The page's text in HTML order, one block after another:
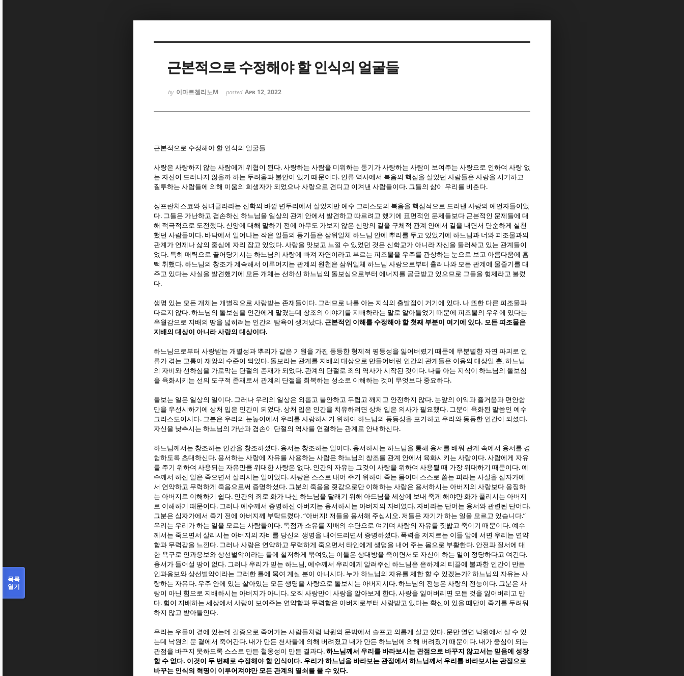
근본적으로 수정해야 할 인식의 얼굴들
by 이마르첼리노M posted Apr 12, 2022
근본적으로 수정해야 할 인식의 얼굴들
사랑은 사랑하지 않는 사람에게 위협이 된다. 사랑하는 사람을 미워하는 동기가 사랑하는 사람이 보여주는 사랑으로 인하여 사랑 없
는 자신이 드러나지 않을까 하는 두려움과 불안이 있기 때문이다. 인류 역사에서 복음의 핵심을 살았던 사람들은 사랑을 시기하고
질투하는 사람들에 의해 미움의 희생자가 되었으나 사랑으로 견디고 이겨낸 사람들이다. 그들의 삶이 우리를 비춘다.
성프란치스코와 성녀글라라는 신학의 바깥 변두리에서 살았지만 예수 그리스도의 복음을 핵심적으로 드러낸 사랑의 예언자들이었
다. 그들은 가난하고 겸손하신 하느님을 일상의 관계 안에서 발견하고 따르려고 했기에 표면적인 문제들보다 근본적인 문제들에 대
해 적극적으로 도전했다. 신앙에 대해 말하기 전에 아무도 가보지 않은 신앙의 길을 구체적 관계 안에서 길을 내면서 단순하게 실천
했던 사람들이다. 바닥에서 일어나는 작은 일들의 동기들은 삼위일체 하느님 안에 뿌리를 두고 있었기에 하느님과 너와 피조물과의
관계가 언제나 삶의 중심에 자리 잡고 있었다. 사랑을 맛보고 느낄 수 있었던 것은 신학교가 아니라 자신을 둘러싸고 있는 관계들이
었다. 특히 매력으로 끌어당기시는 하느님의 사랑에 빠져 자연이라고 부르는 피조물을 우주를 관상하는 눈으로 보고 아름다움에 흠
뻑 취했다. 하느님의 창조가 계속해서 이루어지는 관계의 원천은 삼위일체 하느님 사랑으로부터 흘러나와 모든 관계에 물줄기를 대
주고 있다는 사실을 발견했기에 모든 개체는 선하신 하느님의 돌보심으로부터 에너지를 공급받고 있으므로 그들을 형제라고 불렀
다.
생명 있는 모든 개체는 개별적으로 사랑받는 존재들이다. 그러므로 나를 아는 지식의 출발점이 거기에 있다. 나 또한 다른 피조물과
다르지 않다. 하느님의 돌보심을 인간에게 맡겼는데 창조의 이야기를 지배하라는 말로 알아들었기 때문에 피조물의 우위에 있다는
우월감으로 지배의 땅을 넓히려는 인간의 탐욕이 생겨났다. 근본적인 이해를 수정해야 할 첫째 부분이 여기에 있다. 모든 피조물은
지배의 대상이 아니라 사랑의 대상이다.
하느님으로부터 사랑받는 개별성과 뿌리가 같은 기원을 가진 동등한 형제적 평등성을 잃어버렸기 때문에 무분별한 자연 파괴로 인
류가 겪는 고통이 재앙의 수준이 되었다. 돌보라는 관계를 지배의 대상으로 만들어버린 인간의 관계들은 이용의 대상일 뿐, 하느님
의 자비와 선하심을 가로막는 단절의 존재가 되었다. 관계의 단절로 죄의 역사가 시작된 것이다. 나를 아는 지식이 하느님의 돌보심
을 육화시키는 선의 도구적 존재로서 관계의 단절을 회복하는 성소로 이해하는 것이 무엇보다 중요하다.
돌보는 일은 일상의 일이다. 그러나 우리의 일상은 외롭고 불안하고 두렵고 깨지고 안전하지 않다. 눈앞의 이익과 즐거움과 편안함
만을 우선시하기에 상처 입은 인간이 되었다. 상처 입은 인간을 치유하려면 상처 입은 의사가 필요했다. 그분이 육화된 말씀인 예수
그리스도이시다. 그분은 우리의 눈높이에서 우리를 사랑하시기 위하여 하느님의 동등성을 포기하고 우리와 동등한 인간이 되셨다.
자신을 낮추시는 하느님의 가난과 겸손이 단절의 역사를 연결하는 관계로 안내하신다.
하느님께서는 창조하는 인간을 창조하셨다. 용서는 창조하는 일이다. 용서하시는 하느님을 통해 용서를 배워 관계 속에서 용서를 경
험하도록 초대하신다. 용서하는 사랑에 자유를 사용하는 사람은 하느님의 창조를 관계 안에서 육화시키는 사람이다. 사람에게 자유
를 주기 위하여 사용되는 자유만큼 위대한 사랑은 없다. 인간의 자유는 그것이 사랑을 위하여 사용될 때 가장 위대하기 때문이다. 예
수께서 하신 일은 죽으면서 살리시는 일이었다. 사랑은 스스로 내어 주기 위하여 죽는 몸이며 스스로 쏟는 피라는 사실을 십자가에
서 연약하고 무력하게 죽음으로써 증명하셨다. 그분의 죽음을 죗값으로만 이해하는 사람은 용서하시는 아버지의 사랑보다 응징하
는 아버지로 이해하기 쉽다. 인간의 죄로 화가 나신 하느님을 달래기 위해 아드님을 세상에 보내 죽게 해야만 화가 풀리시는 아버지
로 이해하기 때문이다. 그러나 예수께서 증명하신 아버지는 용서하시는 아버지의 자비였다. 자비라는 단어는 용서와 관련된 단어다.
그분은 십자가에서 죽기 전에 아버지께 부탁드렸다. “아버지 ! 저들을 용서해 주십시오. 저들은 자기가 하는 일을 모르고 있습니다.”
우리는 우리가 하는 일을 모르는 사람들이다. 독점과 소유를 지배의 수단으로 여기며 사람의 자유를 짓밟고 죽이기 때문이다. 예수
께서는 죽으면서 살리시는 아버지의 자비를 당신의 생명을 내어드리면서 증명하셨다. 폭력을 저지르는 이들 앞에 서면 우리는 연약
함과 무력감을 느낀다. 그러나 사랑은 연약하고 무력하게 죽으면서 타인에게 생명을 내어 주는 몸으로 부활한다. 안전과 질서에 대
한 욕구로 인과응보와 상선벌악이라는 틀에 철저하게 묶여있는 이들은 상대방을 죽이면서도 자신이 하는 일이 정당하다고 여긴다.
용서가 들어설 땅이 없다. 그러나 우리가 믿는 하느님 , 예수께서 우리에게 알려주신 하느님은 은하계의 티끌에 불과한 인간이 만든
인과응보와 상선벌악이라는 그러한 틀에 묶여 계실 분이 아니시다. 누가 하느님의 자유를 제한 할 수 있겠는가? 하느님의 자유는 사
랑하는 자유다. 우주 안에 있는 살아있는 모든 생명을 사랑으로 돌보시는 아버지시다. 하느님의 전능은 사랑의 전능이다. 그분은 사
랑이 아닌 힘으로 지배하시는 아버지가 아니다. 오직 사랑만이 사랑을 알아보게 한다. 사랑을 잃어버리면 모든 것을 잃어버리고 만
다. 힘이 지배하는 세상에서 사랑이 보여주는 연약함과 무력함은 아버지로부터 사랑받고 있다는 확신이 있을 때만이 죽기를 두려워
하지 않고 받아들인다.
우리는 우물이 곁에 있는데 갈증으로 죽어가는 사람들처럼 낙원의 문밖에서 슬프고 외롭게 살고 있다. 문만 열면 낙원에서 살 수 있
는데 낙원의 문 곁에서 죽어간다. 내가 만든 천사들에 의해 버려졌고 내가 만든 하느님에 의해 버려졌기 때문이다. 내가 중심이 되는
관점을 바꾸지 못하도록 스스로 만든 철옹성이 만든 결과다. 하느님께서 우리를 바라보시는 관점으로 바꾸지 않고서는 믿음에 성장
할 수 없다. 이것이 두 번째로 수정해야 할 인식이다. 우리가 하느님을 바라보는 관점에서 하느님께서 우리를 바라보시는 관점으로
바꾸는 인식의 혁명이 이루어져야만 모든 관계의 열쇠를 풀 수 있다.
목록
열기
Sketchbook5, 스케치북5
Sketchbook5, 스케치북5